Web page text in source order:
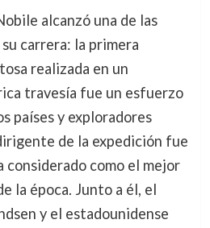
alcanzó una de las
carrera: la primera
realizada en un
travesía fue un esfuerzo
países y exploradores
de la expedición fue
considerado como el mejor
la época. Junto a él, el
y el estadounidense